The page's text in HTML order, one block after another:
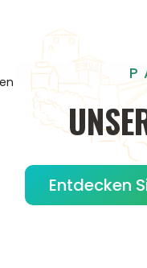
Entdecken